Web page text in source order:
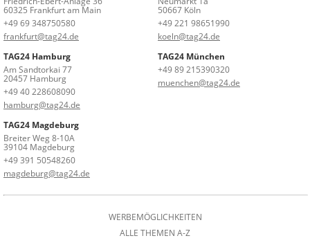
60325 Frankfurt am Main
+49 69 348750580
frankfurt@tag24.de
50667 Köln
+49 221 98651990
koeln@tag24.de
TAG24 Hamburg
Am Sandtorkai 77
20457 Hamburg
+49 40 228608090
hamburg@tag24.de
TAG24 München
+49 89 215390320
muenchen@tag24.de
TAG24 Magdeburg
Breiter Weg 8-10A
39104 Magdeburg
+49 391 50548260
magdeburg@tag24.de
WERBEMÖGLICHKEITEN
ALLE THEMEN A-Z